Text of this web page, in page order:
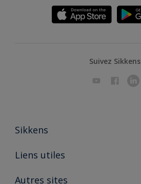
Suivez Sikkens
Sikkens
A propos de Sikkens
Liens utiles
Ouvrir un magasin PASS
Autres sites